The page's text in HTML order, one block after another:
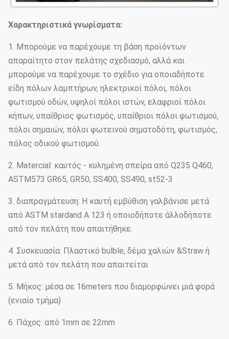
Χαρακτηριστικά γνωρίσματα:
1. Μπορούμε να παρέχουμε τη βάση προϊόντων
απαραίτητο στον πελάτης σχεδιασμό, αλλά και
μπορούμε να παρέχουμε το σχέδιο για οποιαδήποτε
είδη πόλων λαμπτήρων, ηλεκτρικοί πόλοι, πόλοι
φωτισμού οδών, υψηλοί πόλοι ιστών, ελαφριοί πόλοι
κήπων, υπαίθριος φωτισμός, υπαίθριοι πόλοι φωτισμού,
πόλοι σημαιών, πόλοι φωτεινού σηματοδότη, φωτισμός,
πόλος οδικού φωτισμού.
2. Matercial: καυτός - κυλημένη σπείρα από Q235 Q460,
ASTM573 GR65, GR50, SS400, SS490, st52-3
3. διαπραγμάτευση: Η καυτή εμβύθιση γαλβάνισε μετά
από ASTM stardand Α 123 ή οποιοδήποτε άλλοδήποτε
από τον πελάτη που απαιτήθηκε.
4. Συσκευασία: Πλαστικό bulble, δέμα χαλιών &Straw ή
μετά από τον πελάτη που απαιτείται
5. Μήκος: μέσα σε 16meters που διαμορφώνει μιά φορά
(ενιαίο τμήμα)
6. Πάχος: από 1mm σε 22mm